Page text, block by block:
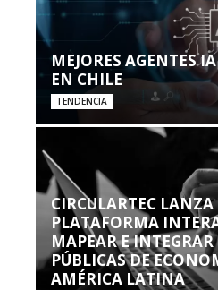
MEJORES AGENTES
EN CHILE
TENDENCIA
CIRCULARTEC
PLATAFORMA
MAPEAR E
PÚBLICAS DE
AMÉRICA LATINA